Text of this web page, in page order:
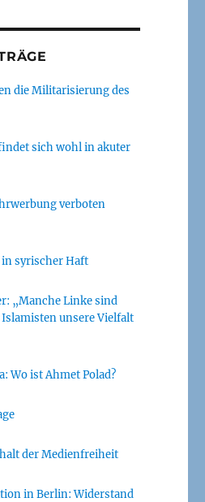
die Militarisierung des
sich wohl in akuter
verboten
syrischer Haft
„Manche Linke sind
unsere Vielfalt
Wo ist Ahmet Polad?
der Medienfreiheit
in Berlin: Widerstand